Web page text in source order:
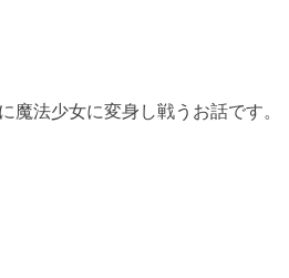
魔法少女に変身し戦うお話で